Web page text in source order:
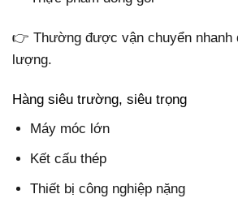
👉 Thường được vận chuyển nhanh
lượng.
Hàng siêu trường, siêu trọng
Máy móc lớn
Kết cấu thép
Thiết bị công nghiệp nặng